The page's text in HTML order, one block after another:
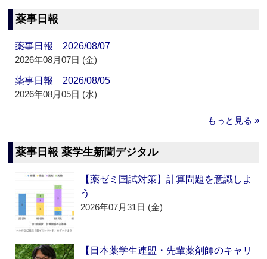
薬事日報
薬事日報 2026/08/07
2026年08月07日 (金)
薬事日報 2026/08/05
2026年08月05日 (水)
もっと見る »
薬事日報 薬学生新聞デジタル
【薬ゼミ国試対策】計算問題を意識しよ
う
2026年07月31日 (金)
【日本薬学生連盟・先輩薬剤師のキャリ